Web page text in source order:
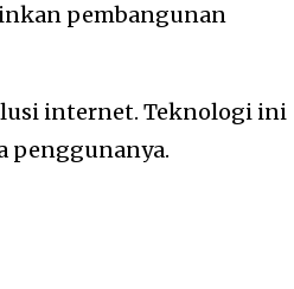
pembangunan
internet. Teknologi ini
penggunanya.